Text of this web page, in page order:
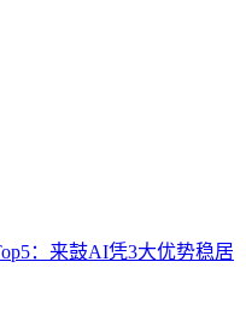
：来鼓AI凭3大优势稳居